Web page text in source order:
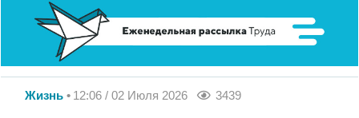
Жизнь 12:06 / 02 Июля 2026 3439